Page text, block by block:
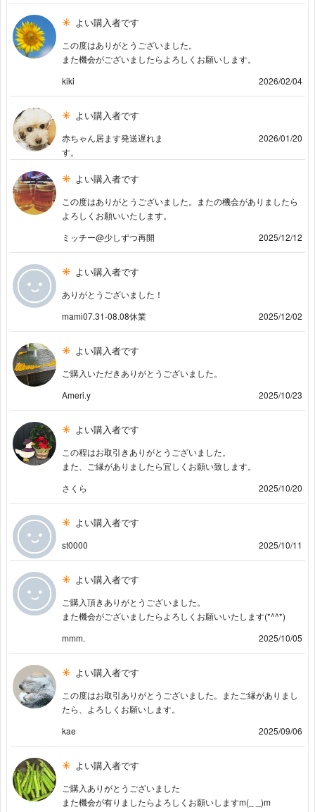
よい購入者です
この度はありがとうございました。
また機会がございましたらよろしくお願いします。
kiki
2026/02/04
よい購入者です
赤ちゃん居ます発送遅れま
す。
2026/01/20
よい購入者です
この度はありがとうございました。またの機会がありましたら
よろしくお願いいたします。
ミッチー@少しずつ再開
2025/12/12
よい購入者です
ありがとうございました！
mami07.31-08.08休業
2025/12/02
よい購入者です
ご購入いただきありがとうございました。
Ameri.y
2025/10/23
よい購入者です
この程はお取引きありがとうございました。
また、ご縁がありましたら宜しくお願い致します。
さくら
2025/10/20
よい購入者です
st0000 2025/10/11
よい購入者です
ご購入頂きありがとうございました。
また機会がございましたらよろしくお願いいたします(*^^*)
mmm.
2025/10/05
よい購入者です
この度はお取引ありがとうございました。またご縁がありまし
たら、よろしくお願いします。
kae
2025/09/06
よい購入者です
ご購入ありがとうございました
また機会が有りましたらよろしくお願いしますm(_ _)m